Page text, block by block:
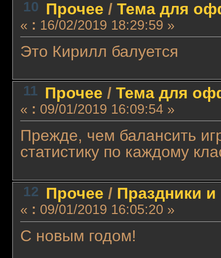
10 Прочее / Тема для
« : 16/02/2019 18:29:59 »
Это Кирилл балуется
11 Прочее / Тема для
« : 09/01/2019 16:09:54 »
Прежде, чем балансить
статистику по каждому
12 Прочее / Праздники
« : 09/01/2019 16:05:20 »
С новым годом!